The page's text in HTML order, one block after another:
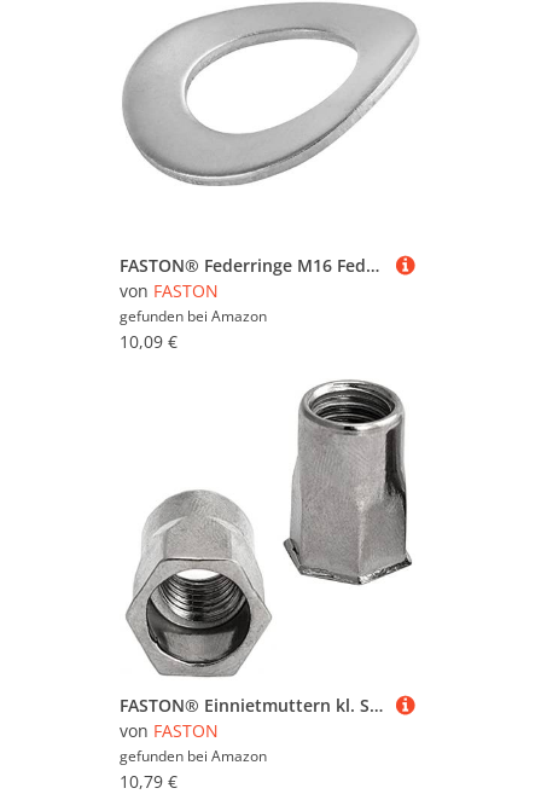
FASTON® Federringe M16 Federscheiben gewellt Form B Edelstahl A2 V2A (5 Stück) DIN 137 Sprengringe Wellscheibe Federscheiben Unterlegscheiben Beilagscheiben Federring
von FASTON
gefunden bei Amazon
10,09 €
FASTON® Einnietmuttern kl. Senkkopf, Teilsechskantschaft offen 6x16 mm Edelstahl A2 V2A (10 Stück) Senkmutter Teilsechskant Sechskant Nietmuttern Blindnietmutter
von FASTON
gefunden bei Amazon
10,79 €